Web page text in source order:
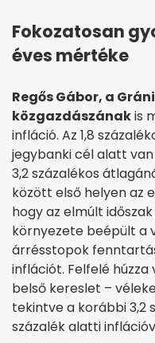
Fokozatosan
éves mértéke
Regős Gábor, a
közgazdászánakis
infláció. Az 1,8
jegybanki cél alatt
3,2 százalékos
között első helyen az
hogy az elmúlt
környezete beépült a
árrésstopok
inflációt. Felfelé húzza
belső kereslet –
tekintve a korábbi 3,2
százalék alatti